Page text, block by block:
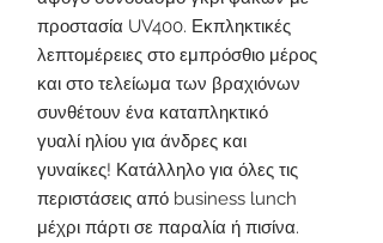
προστασία UV400. Εκπληκτικές
λεπτομέρειες στο εμπρόσθιο μέρος
και στο τελείωμα των βραχιόνων
συνθέτουν ένα καταπληκτικό
γυαλί ηλίου για άνδρες και
γυναίκες! Κατάλληλο για όλες τις
περιστάσεις από business lunch
μέχρι πάρτι σε παραλία ή πισίνα.